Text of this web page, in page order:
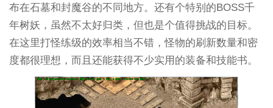
布在石墓和封魔谷的不同地方。还有个特别的BOSS千
年树妖，虽然不太好归类，但也是个值得挑战的目标。
在这里打怪练级的效率相当不错，怪物的刷新数量和密
度都很理想，而且还能获得不少实用的装备和技能书。